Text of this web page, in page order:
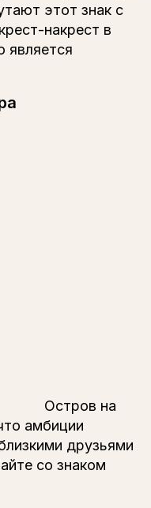
этот знак с
накрест в
является
Остров на
амбиции
друзьями
со знаком